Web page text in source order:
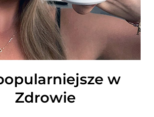
w
Zdrowie